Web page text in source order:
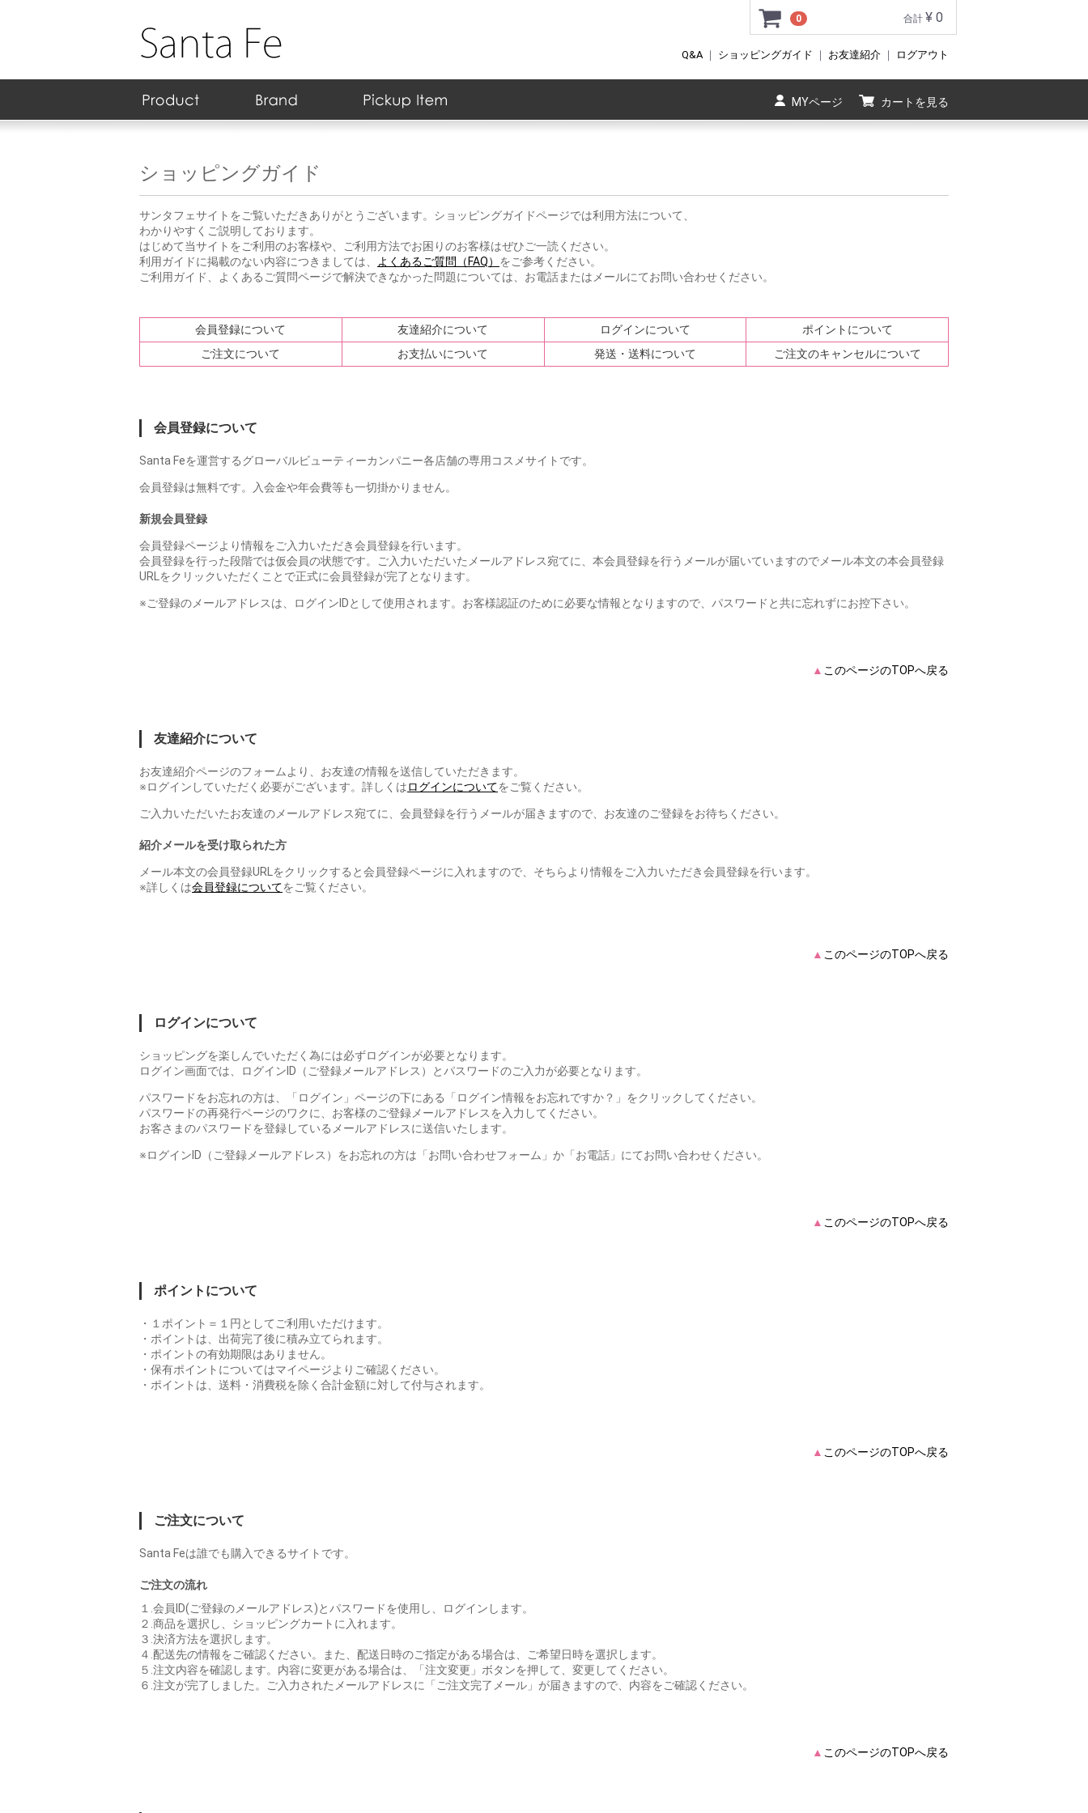
0 合計 ¥ 0
Q&A｜ ショッピングガイド ｜ お友達紹介 ｜ ログアウト
MYページ カートを見る
ショッピングガイド
サンタフェサイトをご覧いただきありがとうございます。ショッピングガイドページでは利用方法について、
わかりやすくご説明しております。
はじめて当サイトをご利用のお客様や、ご利用方法でお困りのお客様はぜひご一読ください。
利用ガイドに掲載のない内容につきましては、
よくあるご質問（FAQ） をご参考ください。
ご利用ガイド、よくあるご質問ページで解決できなかった問題については、お電話またはメールにてお問い合わせください。
会員登録について 友達紹介について ログインについて
ポイントについて
ご注文について
お支払いについて 発送・送料について ご注文のキャンセルについて
会員登録について
Santa Feを運営するグローバルビューティーカンパニー各店舗の専用コスメサイトです。
会員登録は無料です。入会金や年会費等も一切掛かりません。
新規会員登録
会員登録ページより情報をご入力いただき会員登録を行います。
会員登録を行った段階では仮会員の状態です。ご入力いただいたメールアドレス宛てに、本会員登録を行うメールが届いていますのでメール本文の本会員登録
URLをクリックいただくことで正式に会員登録が完了となります。
※ご登録のメールアドレスは、ログインIDとして使用されます。お客様認証のために必要な情報となりますので、パスワードと共に忘れずにお控下さい。
▲ このページのTOPへ戻る
友達紹介について
お友達紹介ページのフォームより、お友達の情報を送信していただきます。
※ログインしていただく必要がございます。詳しくはログインについてをご覧ください。
ご入力いただいたお友達のメールアドレス宛てに、会員登録を行うメールが届きますので、お友達のご登録をお待ちください。
紹介メールを受け取られた方
メール本文の会員登録URLをクリックすると会員登録ページに入れますので、そちらより情報をご入力いただき会員登録を行います。
※詳しくは会員登録についてをご覧ください。
▲ このページのTOPへ戻る
ログインについて
ショッピングを楽しんでいただく為には必ずログインが必要となります。
ログイン画面では、ログインID（ご登録メールアドレス）とパスワードのご入力が必要となります。
パスワードをお忘れの方は、「ログイン」ページの下にある「ログイン情報をお忘れですか？」をクリックしてください。
パスワードの再発行ページのワクに、お客様のご登録メールアドレスを入力してください。
お客さまのパスワードを登録しているメールアドレスに送信いたします。
※ログインID（ご登録メールアドレス）をお忘れの方は「お問い合わせフォーム」か「お電話」にてお問い合わせください。
▲ このページのTOPへ戻る
ポイントについて
・１ポイント＝１円としてご利用いただけます。
・ポイントは、出荷完了後に積み立てられます。
・ポイントの有効期限はありません。
・保有ポイントについてはマイページよりご確認ください。
・ポイントは、送料・消費税を除く合計金額に対して付与されます。
▲ このページのTOPへ戻る
ご注文について
Santa Feは誰でも購入できるサイトです。
ご注文の流れ
１.会員ID(ご登録のメールアドレス)とパスワードを使用し、ログインします。
２.商品を選択し、ショッピングカートに入れます。
３.決済方法を選択します。
４.配送先の情報をご確認ください。また、配送日時のご指定がある場合は、ご希望日時を選択します。
５.注文内容を確認します。内容に変更がある場合は、「注文変更」ボタンを押して、変更してください。
６.注文が完了しました。ご入力されたメールアドレスに「ご注文完了メール」が届きますので、内容をご確認ください。
▲ このページのTOPへ戻る